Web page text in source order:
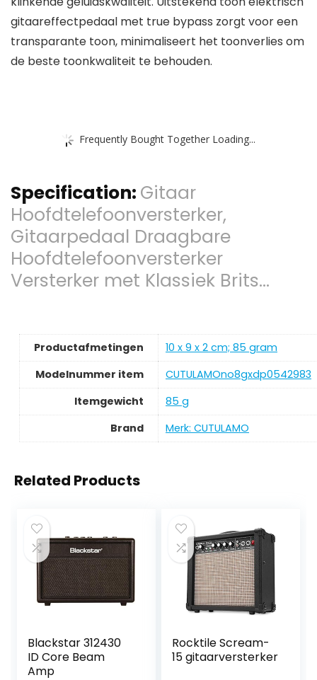
gitaareffectpedaal met true bypass zorgt voor een
transparante toon, minimaliseert het toonverlies om
de beste toonkwaliteit te behouden.
Frequently Bought Together Loading...
Specification: Gitaar
Hoofdtelefoonversterker,
Gitaarpedaal Draagbare
Hoofdtelefoonversterker
Versterker met Klassiek Brits…
Productafmetingen
‎10 x 9 x 2 cm; 85 gram
Modelnummer item
‎CUTULAMOno8gxdp0542983
Itemgewicht
‎85 g
Brand
Merk: CUTULAMO
Related Products
Blackstar 312430
ID Core Beam
Amp
Rocktile Scream-
15 gitaarversterker